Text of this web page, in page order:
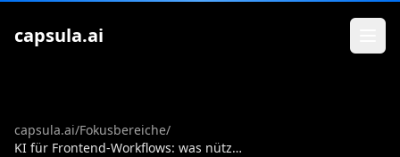
capsula.ai
capsula.ai/Fokusbereiche/
KI für Frontend-Workflows: was nützlich ist, was riskant ist und was zuerst getestet werden sollte